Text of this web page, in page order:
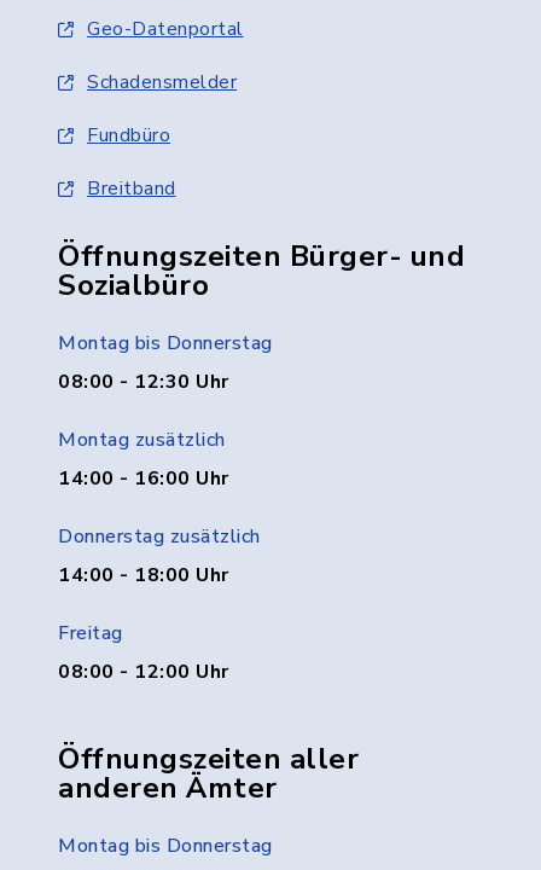
Geo-Datenportal
Schadensmelder
Fundbüro
Breitband
Öffnungszeiten Bürger- und
Sozialbüro
Montag bis Donnerstag
08:00 - 12:30 Uhr
Montag zusätzlich
14:00 - 16:00 Uhr
Donnerstag zusätzlich
14:00 - 18:00 Uhr
Freitag
08:00 - 12:00 Uhr
Öffnungszeiten aller
anderen Ämter
Montag bis Donnerstag